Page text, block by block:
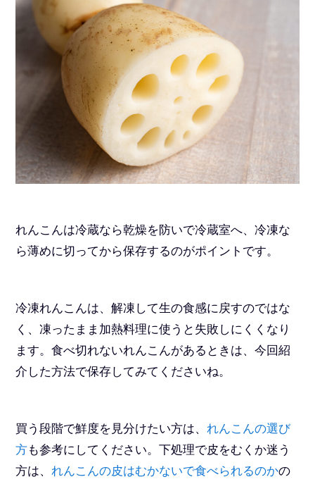
れんこんは冷蔵なら乾燥を防いで冷蔵室へ、冷凍な
ら薄めに切ってから保存するのがポイントです。
冷凍れんこんは、解凍して生の食感に戻すのではな
く、凍ったまま加熱料理に使うと失敗しにくくなり
ます。食べ切れないれんこんがあるときは、今回紹
介した方法で保存してみてくださいね。
買う段階で鮮度を見分けたい方は、れんこんの選び
方も参考にしてください。下処理で皮をむくか迷う
方は、れんこんの皮はむかないで食べられるのかの